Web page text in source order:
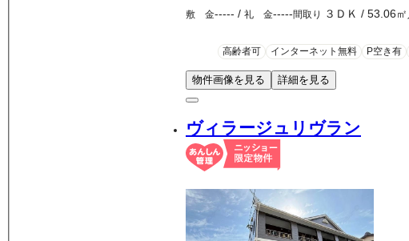
敷 金----- / 礼 金-----間取り ３ＤＫ / 53.06㎡
高齢者可 インターネット無料 P空き有
物件画像を見る 詳細を見る
ヴィラージュリヴラン